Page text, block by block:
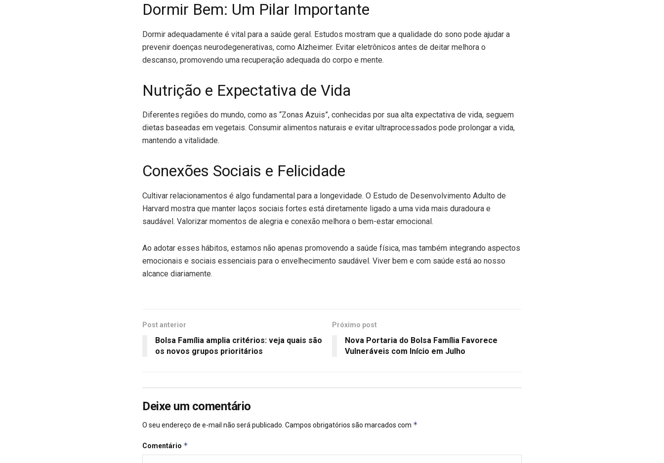
Dormir Bem: Um Pilar Importante
Dormir adequadamente é vital para a saúde geral. Estudos mostram que a qualidade do sono pode ajudar a
prevenir doenças neurodegenerativas, como Alzheimer. Evitar eletrônicos antes de deitar melhora o
descanso, promovendo uma recuperação adequada do corpo e mente.
Nutrição e Expectativa de Vida
Diferentes regiões do mundo, como as “Zonas Azuis”, conhecidas por sua alta expectativa de vida, seguem
dietas baseadas em vegetais. Consumir alimentos naturais e evitar ultraprocessados pode prolongar a vida,
mantendo a vitalidade.
Conexões Sociais e Felicidade
Cultivar relacionamentos é algo fundamental para a longevidade. O Estudo de Desenvolvimento Adulto de
Harvard mostra que manter laços sociais fortes está diretamente ligado a uma vida mais duradoura e
saudável. Valorizar momentos de alegria e conexão melhora o bem-estar emocional.
Ao adotar esses hábitos, estamos não apenas promovendo a saúde física, mas também integrando aspectos
emocionais e sociais essenciais para o envelhecimento saudável. Viver bem e com saúde está ao nosso
alcance diariamente.
Post anterior
Bolsa Família amplia critérios: veja quais são
os novos grupos prioritários
Próximo post
Nova Portaria do Bolsa Família Favorece
Vulneráveis com Início em Julho
Deixe um comentário
O seu endereço de e-mail não será publicado. Campos obrigatórios são marcados com *
Comentário *